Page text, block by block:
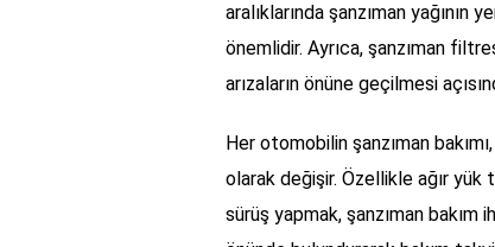
aralıklarında şanzıman yağının
önemlidir. Ayrıca, şanzıman
arızaların önüne geçilmesi
Her otomobilin şanzıman
olarak değişir. Özellikle ağır yük
sürüş yapmak, şanzıman bakım